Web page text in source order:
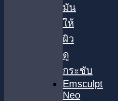
มัน
ให้
ผิว
ดู
กระชับ
Emsculpt
Neo